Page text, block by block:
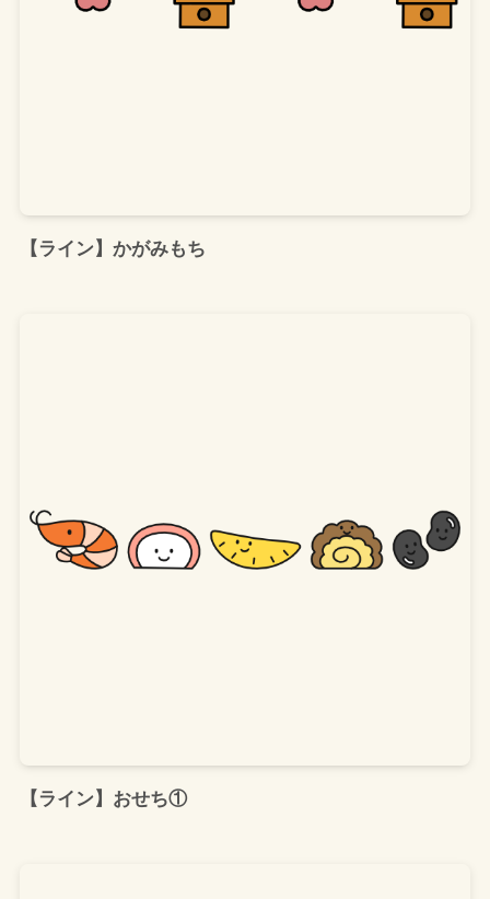
【ライン】かがみもち
【ライン】おせち①